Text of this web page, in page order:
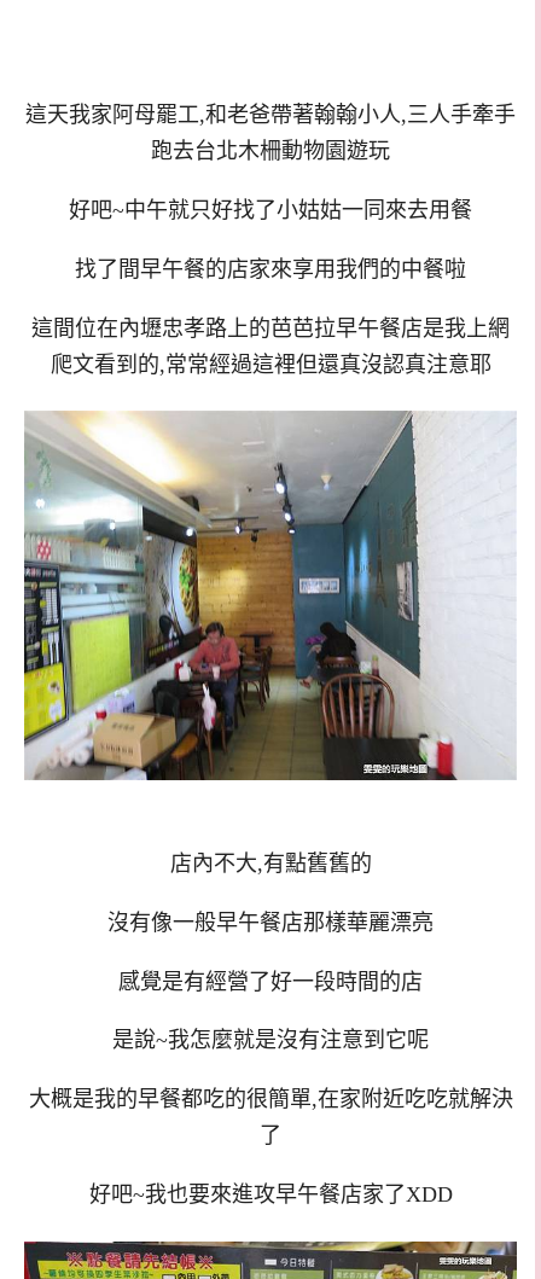
這天我家阿母罷工,和老爸帶著翰翰小人,三人手牽手
跑去台北木柵動物園遊玩
好吧~中午就只好找了小姑姑一同來去用餐
找了間早午餐的店家來享用我們的中餐啦
這間位在內壢忠孝路上的芭芭拉早午餐店是我上網
爬文看到的,常常經過這裡但還真沒認真注意耶
店內不大,有點舊舊的
沒有像一般早午餐店那樣華麗漂亮
感覺是有經營了好一段時間的店
是說~我怎麼就是沒有注意到它呢
大概是我的早餐都吃的很簡單,在家附近吃吃就解決
了
好吧~我也要來進攻早午餐店家了XDD